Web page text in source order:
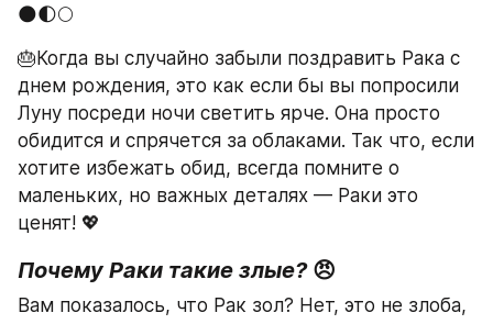
🌑🌓🌕
🎂Когда вы случайно забыли поздравить Рака с
днем рождения, это как если бы вы попросили
Луну посреди ночи светить ярче. Она просто
обидится и спрячется за облаками. Так что, если
хотите избежать обид, всегда помните о
маленьких, но важных деталях — Раки это
ценят! 💖
Почему Раки такие злые? 😠
Вам показалось, что Рак зол? Нет, это не злоба,